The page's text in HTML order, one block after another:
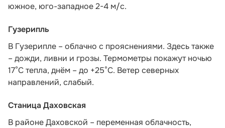
южное, юго-западное 2-4 м/с.
Гузерипль
В Гузерипле – облачно с прояснениями. Здесь также
– дожди, ливни и грозы. Термометры покажут ночью
17°С тепла, днём – до +25°С. Ветер северных
направлений, слабый.
Станица Даховская
В районе Даховской – переменная облачность,